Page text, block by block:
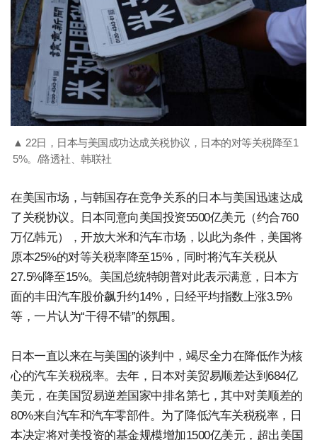
▲ 22日，日本与美国成功达成关税协议，日本的对等关税降至1
5%。/路透社、韩联社
在美国市场，与韩国存在竞争关系的日本与美国迅速达成
了关税协议。日本同意向美国投资5500亿美元（约合760
万亿韩元），开放大米和汽车市场，以此为条件，美国将
原本25%的对等关税率降至15%，同时将汽车关税从
27.5%降至15%。美国总统特朗普对此表示满意，日本方
面的丰田汽车股价飙升约14%，日经平均指数上涨3.5%
等，一片认为“干得不错”的氛围。
日本一直以来在与美国的谈判中，竭尽全力在降低作为核
心的汽车关税税率。去年，日本对美贸易顺差达到684亿
美元，在美国贸易逆差国家中排名第七，其中对美顺差的
80%来自汽车和汽车零部件。为了降低汽车关税税率，日
本决定将对美投资的基金规模增加1500亿美元，超出美国